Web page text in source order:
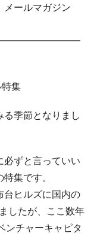
メールマガジン
特集
る季節となりまし
必ずと言っていい
集です。
台ヒルズに国内の
したが、ここ数年
ンチャーキャピタ